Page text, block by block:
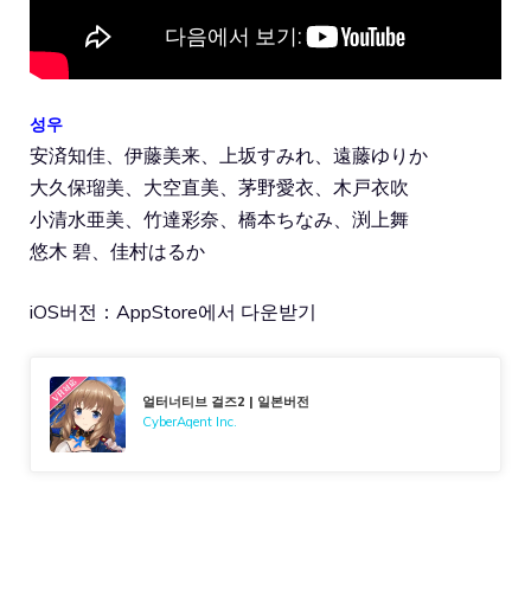
성우
安済知佳、伊藤美来、上坂すみれ、遠藤ゆりか
大久保瑠美、大空直美、茅野愛衣、木戸衣吹
小清水亜美、竹達彩奈、橋本ちなみ、渕上舞
悠木 碧、佳村はるか
iOS버전： AppStore에서 다운받기
얼터너티브 걸즈2 | 일본버전
CyberAgent Inc.